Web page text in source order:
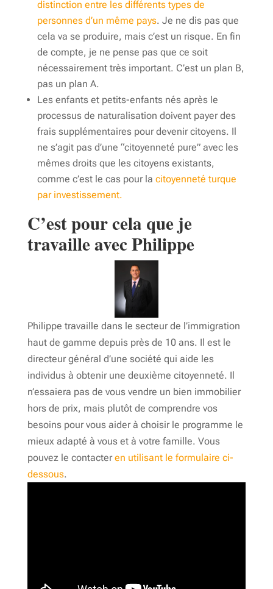
distinction entre les différents types de
personnes d’un même pays. Je ne dis pas que
cela va se produire, mais c’est un risque. En fin
de compte, je ne pense pas que ce soit
nécessairement très important. C’est un plan B,
pas un plan A.
Les enfants et petits-enfants nés après le
processus de naturalisation doivent payer des
frais supplémentaires pour devenir citoyens. Il
ne s’agit pas d’une “citoyenneté pure” avec les
mêmes droits que les citoyens existants,
comme c’est le cas pour la citoyenneté turque
par investissement.
C’est pour cela que je
travaille avec Philippe
Philippe travaille dans le secteur de l’immigration
haut de gamme depuis près de 10 ans. Il est le
directeur général d’une société qui aide les
individus à obtenir une deuxième citoyenneté. Il
n’essaiera pas de vous vendre un bien immobilier
hors de prix, mais plutôt de comprendre vos
besoins pour vous aider à choisir le programme le
mieux adapté à vous et à votre famille. Vous
pouvez le contacteren utilisant le formulaire ci-
dessous.